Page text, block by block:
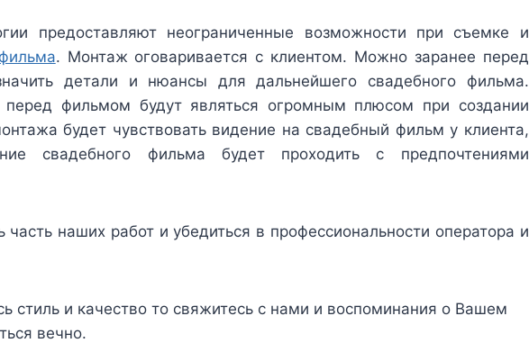
предоставляют неограниченные возможности при съемке и
. Монтаж оговаривается с клиентом. Можно заранее перед
детали и нюансы для дальнейшего свадебного фильма.
перед фильмом будут являться огромным плюсом при создании
будет чувствовать видение на свадебный фильм у клиента,
свадебного фильма будет проходить с предпочтениями
наших работ и убедиться в профессиональности оператора и
стиль и качество то свяжитесь с нами и воспоминания о Вашем
вечно.